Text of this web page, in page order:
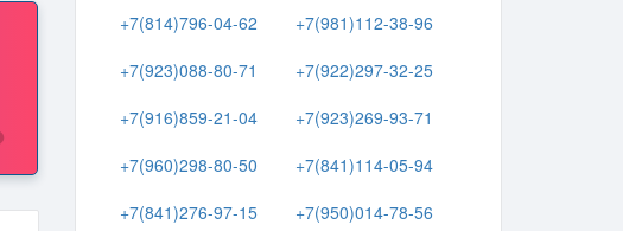
+7(814)796-04-62
+7(981)112-38-96
+7(923)088-80-71
+7(922)297-32-25
+7(916)859-21-04
+7(923)269-93-71
+7(960)298-80-50
+7(841)114-05-94
+7(841)276-97-15
+7(950)014-78-56